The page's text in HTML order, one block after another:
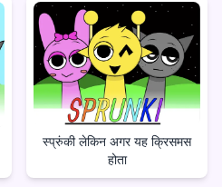
स्प्रुंकी लेकिन अगर यह क्रिसमस
होता